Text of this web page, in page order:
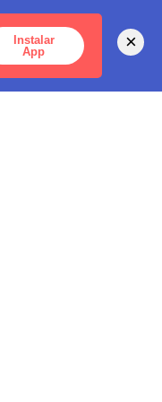
CARTAGENA
Instalar
App
×